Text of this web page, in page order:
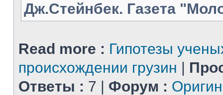
Дж.Стейнбек. Газета
Read more : Гипотезы
происхождении грузин |
Ответы : 7 | Форум :